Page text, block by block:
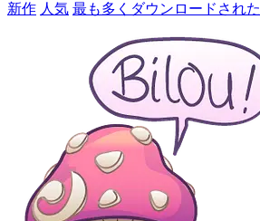
新作 人気 最も多くダウンロードされた